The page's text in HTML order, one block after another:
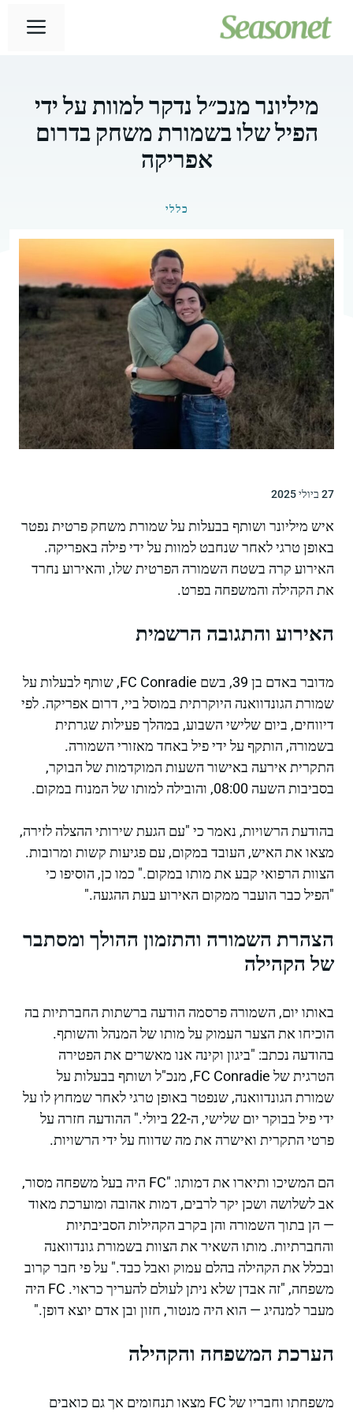
לתוכן
מיליונר מנכ״ל נדקר למוות על ידי
הפיל שלו בשמורת משחק בדרום
אפריקה
כללי
27 ביולי 2025
איש מיליונר ושותף בבעלות על שמורת משחק פרטית נפטר
באופן טרגי לאחר שנחבט למוות על ידי פילה באפריקה.
האירוע קרה בשטח השמורה הפרטית שלו, והאירוע נחרד
את הקהילה והמשפחה בפרט.
האירוע והתגובה הרשמית
מדובר באדם בן 39, בשם FC Conradie, שותף לבעלות על
שמורת הגונדוואנה היוקרתית במוסל ביי, דרום אפריקה. לפי
דיווחים, ביום שלישי השבוע, במהלך פעילות שגרתית
בשמורה, הותקף על ידי פיל באחד מאזורי השמורה.
התקרית אירעה באישור השעות המוקדמות של הבוקר,
בסביבות השעה 08:00, והובילה למותו של המנוח במקום.
בהודעת הרשויות, נאמר כי "עם הגעת שירותי ההצלה לזירה,
מצאו את האיש, העובד במקום, עם פגיעות קשות ומרובות.
הצוות הרפואי קבע את מותו במקום." כמו כן, הוסיפו כי
"הפיל כבר הועבר ממקום האירוע בעת ההגעה."
הצהרת השמורה והתזמון ההולך ומסתבר
של הקהילה
באותו יום, השמורה פרסמה הודעה ברשתות החברתיות בה
הוכיחו את הצער העמוק על מותו של המנהל והשותף.
בהודעה נכתב: "ביגון וקינה אנו מאשרים את הפטירה
הטרגית של FC Conradie, מנכ"ל ושותף בבעלות על
שמורת הגונדוואנה, שנפטר באופן טרגי לאחר שמחוץ לו על
ידי פיל בבוקר יום שלישי, ה-22 ביולי." ההודעה חזרה על
פרטי התקרית ואישרה את מה שדווח על ידי הרשויות.
הם המשיכו ותיארו את דמותו: "FC היה בעל משפחה מסור,
אב לשלושה ושכן יקר לרבים, דמות אהובה ומוערכת מאוד
— הן בתוך השמורה והן בקרב הקהילות הסביבתיות
והחברתיות. מותו השאיר את הצוות בשמורת גונדוואנה
ובכלל את הקהילה בהלם עמוק ואבל כבד." על פי חבר קרוב
משפחה, "זה אבדן שלא ניתן לעולם להעריך כראוי. FC היה
מעבר למנהיג — הוא היה מנטור, חזון ובן אדם יוצא דופן."
הערכת המשפחה והקהילה
משפחתו וחבריו של FC מצאו תנחומים אך גם כואבים